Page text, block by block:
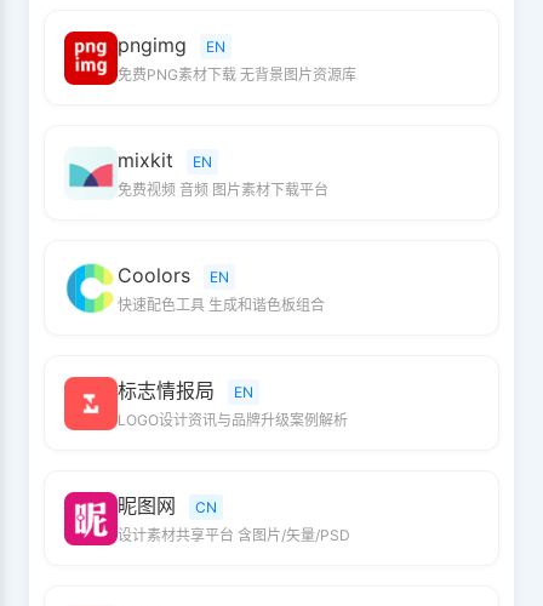
pngimg
EN
免费PNG素材下载 无背景图片资源库
mixkit
EN
免费视频 音频 图片素材下载平台
Coolors
EN
快速配色工具 生成和谐色板组合
标志情报局
EN
LOGO设计资讯与品牌升级案例解析
昵图网
CN
设计素材共享平台 含图片/矢量/PSD